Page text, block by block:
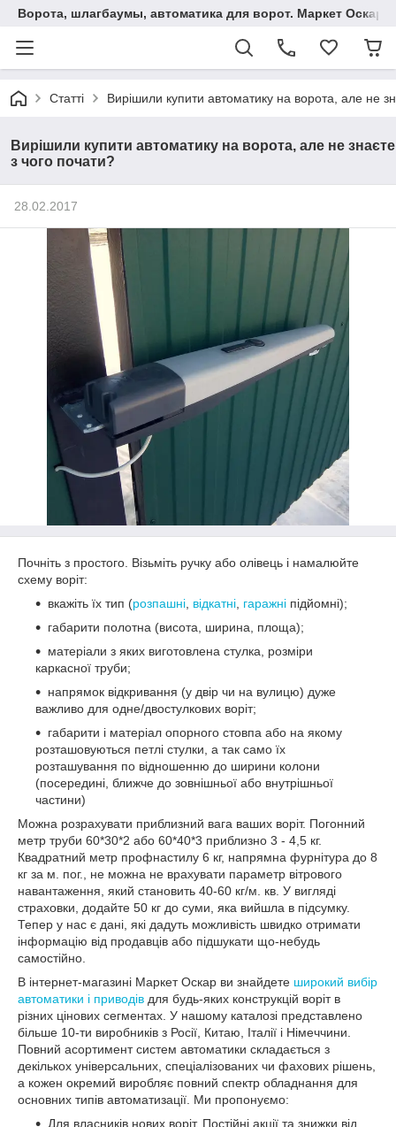
Ворота, шлагбаумы, автоматика для ворот. Маркет Оскар.
Статті Вирішили купити автоматику на ворота, але не
Вирішили купити автоматику на ворота, але не знаєте
з чого почати?
28.02.2017
Почніть з простого. Візьміть ручку або олівець і намалюйте
схему воріт:
вкажіть їх тип (розпашні відкатні гаражні підйомні);
габарити полотна (висота, ширина, площа);
матеріали з яких виготовлена стулка, розміри
каркасної труби;
напрямок відкривання (у двір чи на вулицю) дуже
важливо для одне/двостулкових воріт;
габарити і матеріал опорного стовпа або на якому
розташовуються петлі стулки, а так само їх
розташування по відношенню до ширини колони
(посередині, ближче до зовнішньої або внутрішньої
частини)
Можна розрахувати приблизний вага ваших воріт. Погонний
метр труби 60*30*2 або 60*40*3 приблизно 3 - 4,5 кг.
Квадратний метр профнастилу 6 кг, напрямна фурнітура до 8
кг за м. пог., не можна не врахувати параметр вітрового
навантаження, який становить 40-60 кг/м. кв. У вигляді
страховки, додайте 50 кг до суми, яка вийшла в підсумку.
Тепер у нас є дані, які дадуть можливість швидко отримати
інформацію від продавців або підшукати що-небудь
самостійно.
В інтернет-магазині Маркет Оскар ви знайдете широкий вибір
автоматики і приводів для будь-яких конструкцій воріт в
різних цінових сегментах. У нашому каталозі представлено
більше 10-ти виробників з Росії, Китаю, Італії і Німеччини.
Повний асортимент систем автоматики складається з
декількох універсальних, спеціалізованих чи фахових рішень,
а кожен окремий виробляє повний спектр обладнання для
основних типів автоматизації. Ми пропонуємо:
Для власників нових воріт. Постійні акції та знижки від